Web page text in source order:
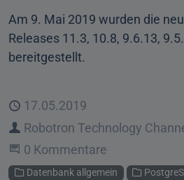
Am 9. Mai 2019 wurden die
Releases 11.3, 10.8, 9.6.13,
bereitgestellt.
Veröffentlicht
17.05.2019
Autor
Robotron Technology
Beginne eine Unterhaltung
0 Kommentare
Kategorien
Datenbank allgemein